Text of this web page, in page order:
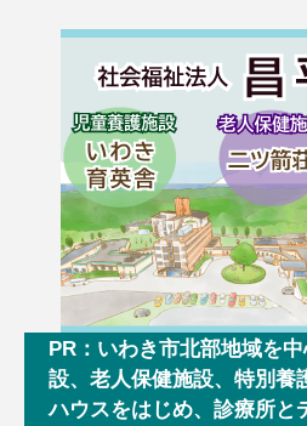
PR：いわき市北部地域を
設、老人保健施設、特別養
ハウスをはじめ、診療所と